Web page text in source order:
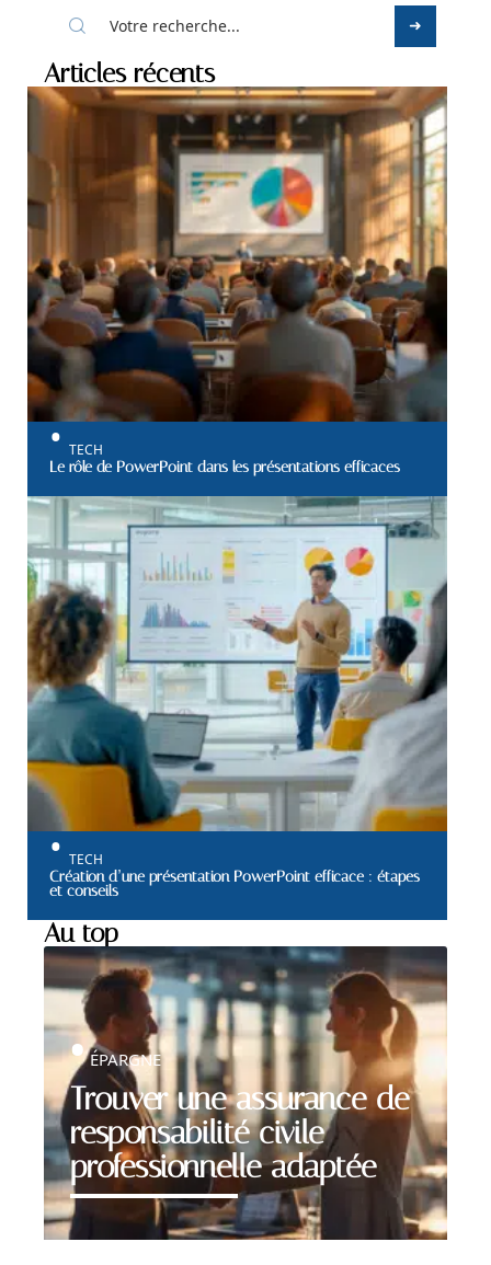
Articles récents
TECH
Le rôle de PowerPoint dans les présentations efficaces
TECH
Création d’une présentation PowerPoint efficace : étapes
et conseils
Au top
Trouver une assurance de
responsabilité civile
professionnelle adaptée
ÉPARGNE